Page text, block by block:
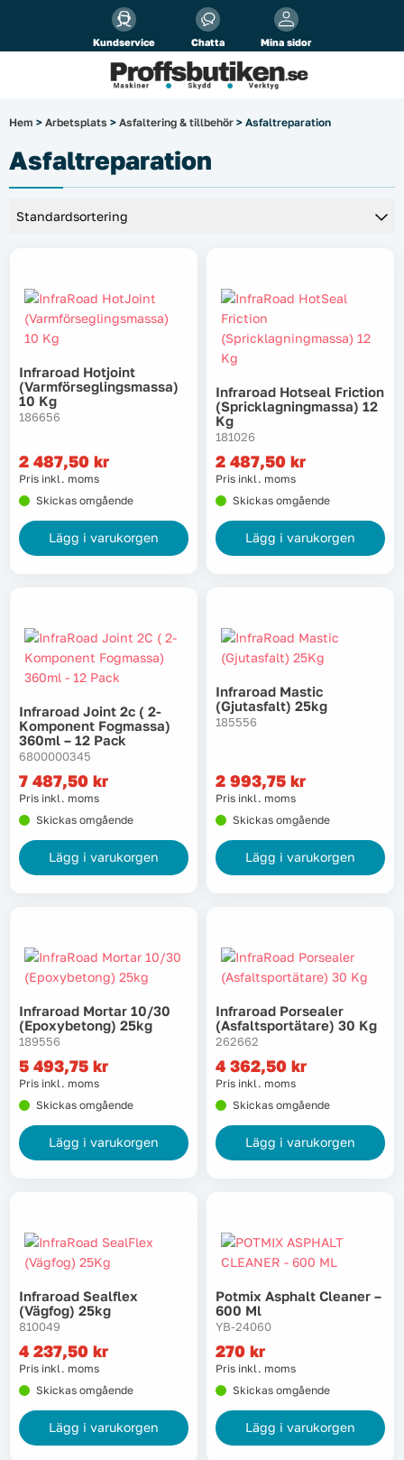
Kundservice Chatta Mina sidor
Alla priser visasinkl. moms!
Företag Privat
El & belysning
Garage & verkstad
Laserinstrument
Lyft, transport & materialhantering
Maskiner
Maskintillbehör & förbrukning
Outlet
Skydd & kläder
Svets
Tryckluft
Trädgård & utemiljö
Tvätt
Hem Kampanjer
Varumärken Videoklipp
Hem > Arbetsplats > Asfaltering & tillbehör > Asfaltreparation
Asfaltreparation
Infraroad Hotjoint
(varmförseglingsmassa)
10 Kg
186656
2 487,50 kr
Pris inkl. moms
Skickas omgående
Lägg i varukorgen
Infraroad Hotseal Friction
(spricklagningmassa) 12
Kg
181026
2 487,50 kr
Pris inkl. moms
Skickas omgående
Lägg i varukorgen
Infraroad Joint 2c ( 2-
Komponent Fogmassa)
360ml – 12 Pack
6800000345
7 487,50 kr
Pris inkl. moms
Skickas omgående
Lägg i varukorgen
Infraroad Mastic
(gjutasfalt) 25kg
185556
2 993,75 kr
Pris inkl. moms
Skickas omgående
Lägg i varukorgen
Infraroad Mortar 10/30
(epoxybetong) 25kg
189556
5 493,75 kr
Pris inkl. moms
Skickas omgående
Lägg i varukorgen
Infraroad Porsealer
(asfaltsportätare) 30 Kg
262662
4 362,50 kr
Pris inkl. moms
Skickas omgående
Lägg i varukorgen
Infraroad Sealflex
(vägfog) 25kg
810049
4 237,50 kr
Pris inkl. moms
Skickas omgående
Lägg i varukorgen
Potmix Asphalt Cleaner –
600 Ml
YB-24060
270 kr
Pris inkl. moms
Skickas omgående
Lägg i varukorgen